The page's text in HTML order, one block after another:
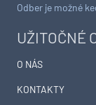
UŽITOČNÉ
O NÁS
KONTAKTY
Odber je možné